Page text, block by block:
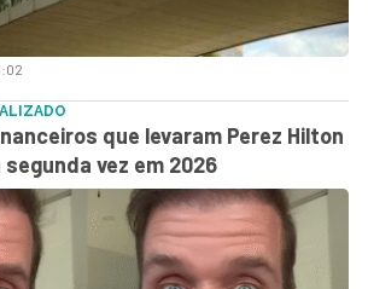
que levaram Perez Hilton
vez em 2026